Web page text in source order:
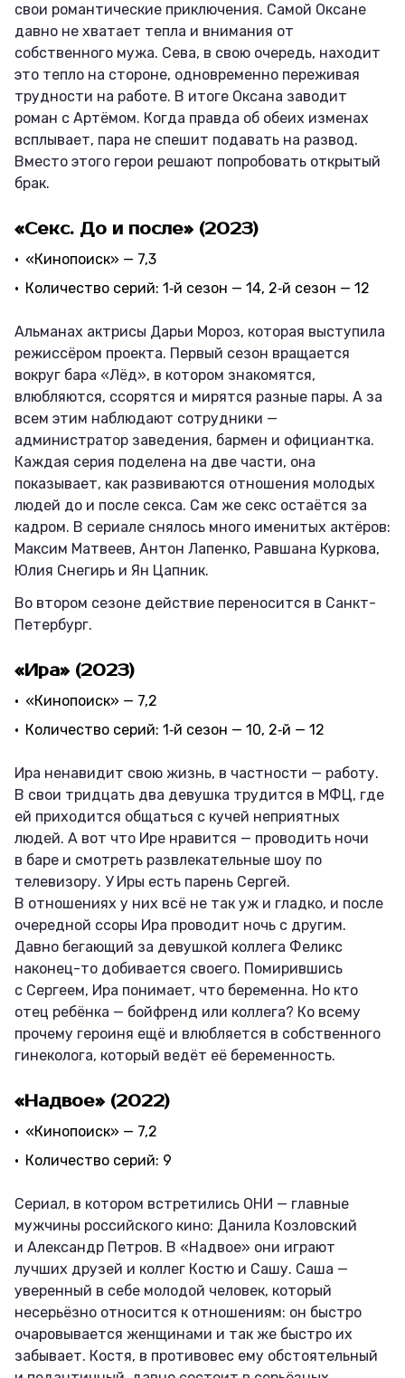
свои романтические приключения. Самой Оксане
давно не хватает тепла и внимания от
собственного мужа. Сева, в свою очередь, находит
это тепло на стороне, одновременно переживая
трудности на работе. В итоге Оксана заводит
роман с Артёмом. Когда правда об обеих изменах
всплывает, пара не спешит подавать на развод.
Вместо этого герои решают попробовать открытый
брак.
«Секс. До и после» (2023)
«Кинопоиск» — 7,3
Количество серий: 1‑й сезон — 14, 2‑й сезон — 12
Альманах актрисы Дарьи Мороз, которая выступила
режиссёром проекта. Первый сезон вращается
вокруг бара «Лёд», в котором знакомятся,
влюбляются, ссорятся и мирятся разные пары. А за
всем этим наблюдают сотрудники —
администратор заведения, бармен и официантка.
Каждая серия поделена на две части, она
показывает, как развиваются отношения молодых
людей до и после секса. Сам же секс остаётся за
кадром. В сериале снялось много именитых актёров:
Максим Матвеев, Антон Лапенко, Равшана Куркова,
Юлия Снегирь и Ян Цапник.
Во втором сезоне действие переносится в Санкт-
Петербург.
«Ира» (2023)
«Кинопоиск» — 7,2
Количество серий: 1‑й сезон — 10, 2‑й — 12
Ира ненавидит свою жизнь, в частности — работу.
В свои тридцать два девушка трудится в МФЦ, где
ей приходится общаться с кучей неприятных
людей. А вот что Ире нравится — проводить ночи
в баре и смотреть развлекательные шоу по
телевизору. У Иры есть парень Сергей.
В отношениях у них всё не так уж и гладко, и после
очередной ссоры Ира проводит ночь с другим.
Давно бегающий за девушкой коллега Феликс
наконец-то добивается своего. Помирившись
с Сергеем, Ира понимает, что беременна. Но кто
отец ребёнка — бойфренд или коллега? Ко всему
прочему героиня ещё и влюбляется в собственного
гинеколога, который ведёт её беременность.
«Надвое» (2022)
«Кинопоиск» — 7,2
Количество серий: 9
Сериал, в котором встретились ОНИ — главные
мужчины российского кино: Данила Козловский
и Александр Петров. В «Надвое» они играют
лучших друзей и коллег Костю и Сашу. Саша —
уверенный в себе молодой человек, который
несерьёзно относится к отношениям: он быстро
очаровывается женщинами и так же быстро их
забывает. Костя, в противовес ему обстоятельный